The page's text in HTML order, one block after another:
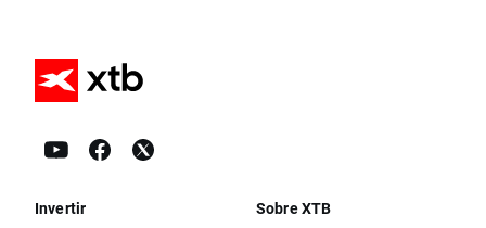
Invertir Sobre XTB